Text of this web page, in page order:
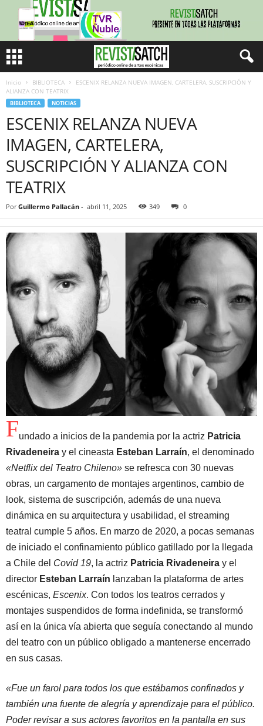
Inicio BIBLIOTECA
ESCENIX RELANZA NUEVA IMAGEN, CARTELERA, SUSCRIPCIÓN Y
ALIANZA CON TEATRIX
BIBLIOTECA NOTICIAS
ESCENIX RELANZA NUEVA
IMAGEN, CARTELERA,
SUSCRIPCIÓN Y ALIANZA CON
TEATRIX
Por Guillermo Pallacán - abril 11, 2025 349 0
Fundado a inicios de la pandemia por la actriz Patricia
Rivadeneira y el cineasta Esteban Larraín, el denominado
«Netflix del Teatro Chileno» se refresca con 30 nuevas
obras, un cargamento de montajes argentinos, cambio de
look, sistema de suscripción, además de una nueva
dinámica en su arquitectura y usabilidad, el streaming
teatral cumple 5 años. En marzo de 2020, a pocas semanas
de iniciado el confinamiento público gatillado por la llegada
a Chile del Covid 19, la actriz Patricia Rivadeneira y el
director Esteban Larraín lanzaban la plataforma de artes
escénicas, Escenix. Con todos los teatros cerrados y
montajes suspendidos de forma indefinida, se transformó
así en la única vía abierta que seguía conectando al mundo
del teatro con un público obligado a mantenerse encerrado
en sus casas.
«Fue un farol para todos los que estábamos confinados y
también una fuente de alegría y aprendizaje para el público.
Poder revisar a sus actores favoritos en la pantalla en sus